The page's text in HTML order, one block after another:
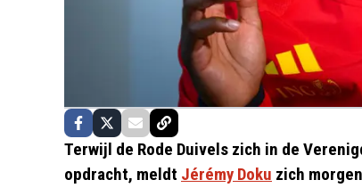
Terwijl de Rode Duivels zich in de
opdracht, meldt Jérémy Doku zich